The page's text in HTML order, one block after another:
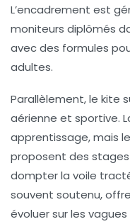
L’encadrement est
moniteurs diplômés
avec des formules
adultes.
Parallèlement, le kite
aérienne et sportive.
apprentissage, mais
proposent des
dompter la voile
souvent soutenu,
évoluer sur les